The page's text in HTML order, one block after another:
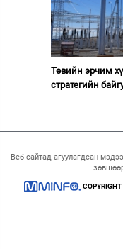
Төвийн эрчим
стратегийн
Веб сайтад агуулагдсан